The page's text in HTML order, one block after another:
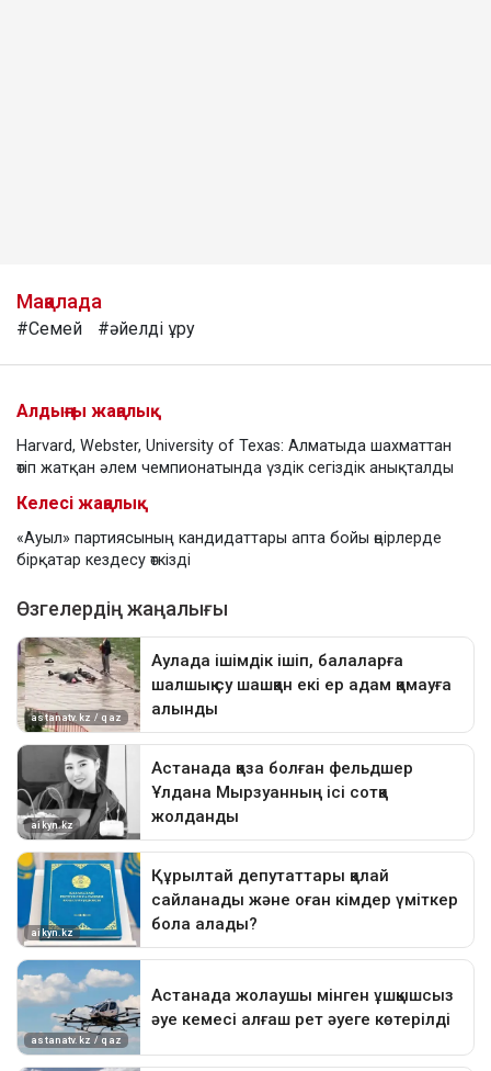
Мақалада
#Семей #әйелді ұру
Алдыңғы жаңалық
Harvard, Webster, University of Texas: Алматыда шахматтан
өтіп жатқан әлем чемпионатында үздік сегіздік анықталды
Келесі жаңалық
«Ауыл» партиясының кандидаттары апта бойы өңірлерде
бірқатар кездесу өткізді